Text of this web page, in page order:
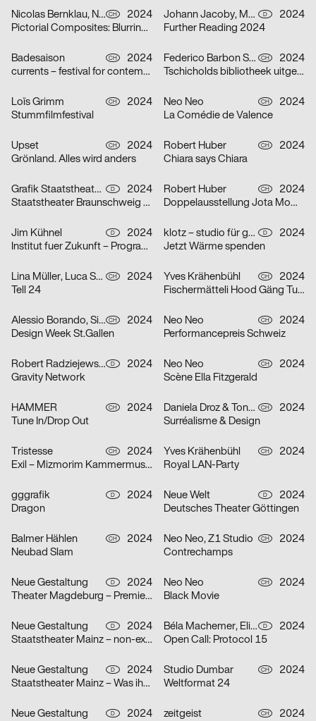
Nicolas Bernklau, Nina Flaitz CH
2024
Pictorial Composites: Blurring Boundaries – Ambiguous Realities
Johann Jacoby, Mark van Leeuwen D
2024
Further Reading 2024
Badesaison CH
2024
currents – festival for contemporary music
Federico Barbon Studio CH
2024
Tschicholds bibliotheek uitgepakt
Loïs Grimm CH
2024
Stummfilmfestival
Neo Neo CH
2024
La Comédie de Valence
Upset CH
2024
Grönland. Alles wird anders
Robert Huber CH
2024
Chiara says Chiara
Grafik Staatstheater Braunschweig, Running Water Creative Group, Studio Max Kuwertz D
2024
Staatstheater Braunschweig „Die Hölle ist leer, alle Teufel sind hier“
Robert Huber CH
2024
Doppelausstellung Jota Mombaça & Steffani Jemison
Jim Kühnel D
2024
Institut fuer Zukunft – Programmplakate
klotz – studio für gestaltung D
2024
Jetzt Wärme spenden
Lina Müller, Luca Schenardi, Wietlisbach Sophie CH
2024
Tell 24
Yves Krähenbühl CH
2024
Fischermätteli Hood Gäng Turbo-Tour
Alessio Borando, Sino Borando CH
2024
Design Week St.Gallen
Neo Neo CH
2024
Performancepreis Schweiz
Robert Radziejewski, Michal Veltruský D
2024
Gravity Network
Neo Neo CH
2024
Scène Ella Fitzgerald
HAMMER CH
2024
Tune In/Drop Out
Daniela Droz & Tonatiuh Ambrosetti, Neo Neo CH
2024
Surréalisme & Design
Tristesse CH
2024
Exil – Mizmorim Kammermusik Festival Basel
Yves Krähenbühl CH
2024
Royal LAN-Party
gggrafik D
2024
Dragon
Neue Welt D
2024
Deutsches Theater Göttingen
Balmer Hählen CH
2024
Neubad Slam
Neo Neo, Z1 Studio CH
2024
Contrechamps
Neue Gestaltung D
2024
Theater Magdeburg – Premierenplakate
Neo Neo CH
2024
Black Movie
Neue Gestaltung D
2024
Staatstheater Mainz – non-existent
Béla Machemer, Eli Zaza Moysiopoulou, Nora Veismann, Konstantin Wagner, Gerrit Ludwig D
2024
Open Call: Protocol 15
Neue Gestaltung D
2024
Staatstheater Mainz – Was ihr wollt
Studio Dumbar CH
2024
Weltformat 24
Neue Gestaltung D
2024
zeitgeist CH
2024